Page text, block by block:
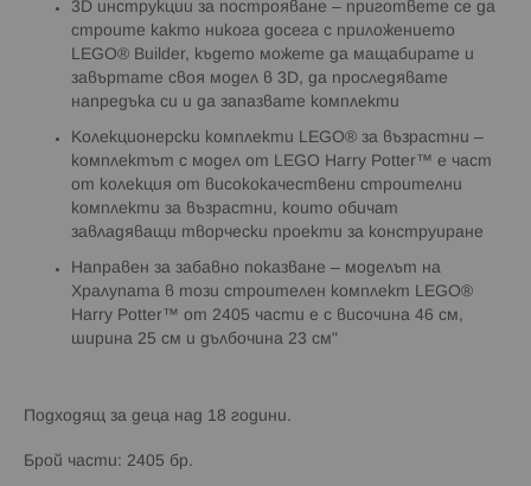
3D инструкции за построяване – пригответе се да
строите както никога досега с приложението
LEGO® Builder, където можете да мащабирате и
завъртате своя модел в 3D, да проследявате
напредъка си и да запазвате комплекти
Колекционерски комплекти LEGO® за възрастни –
комплектът с модел от LEGO Harry Potter™ е част
от колекция от висококачествени строителни
комплекти за възрастни, които обичат
завладяващи творчески проекти за конструиране
Направен за забавно показване – моделът на
Хралупата в този строителен комплект LEGO®
Harry Potter™ от 2405 части е с височина 46 см,
ширина 25 см и дълбочина 23 см"
Подходящ за деца над 18 години.
Брой части: 2405 бр.